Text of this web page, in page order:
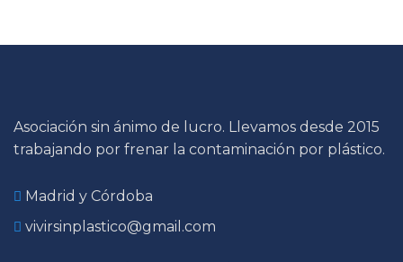
Asociación sin ánimo de lucro. Llevamos desde 2015
trabajando por frenar la contaminación por plástico.
Madrid y Córdoba
vivirsinplastico@gmail.com